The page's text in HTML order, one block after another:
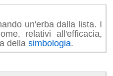
un'erba dalla lista. I
relativi all'efficacia,
dellasimbologia.